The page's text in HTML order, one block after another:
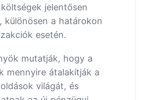
jelentősen
különösen a határokon
esetén.
mutatják, hogy a
mennyire átalakítják a
világát, és